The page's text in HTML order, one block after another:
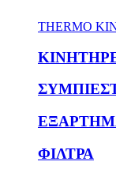
THERMO
ΦΙΛΤΡΑ